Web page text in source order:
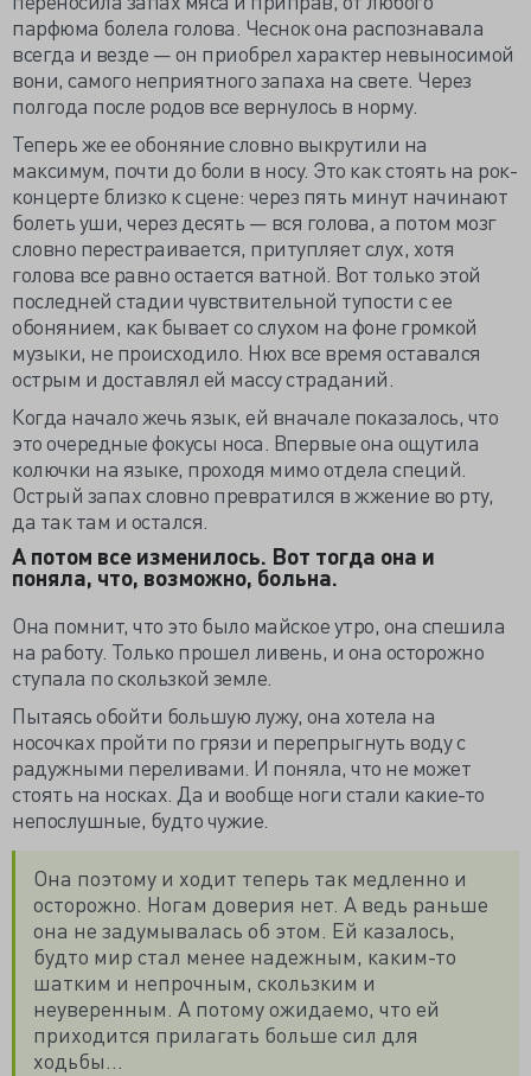
парфюма болела голова. Чеснок она распознавала
всегда и везде — он приобрел характер невыносимой
вони, самого неприятного запаха на свете. Через
полгода после родов все вернулось в норму.
Теперь же ее обоняние словно выкрутили на
максимум, почти до боли в носу. Это как стоять на рок-
концерте близко к сцене: через пять минут начинают
болеть уши, через десять — вся голова, а потом мозг
словно перестраивается, притупляет слух, хотя
голова все равно остается ватной. Вот только этой
последней стадии чувствительной тупости с ее
обонянием, как бывает со слухом на фоне громкой
музыки, не происходило. Нюх все время оставался
острым и доставлял ей массу страданий.
Когда начало жечь язык, ей вначале показалось, что
это очередные фокусы носа. Впервые она ощутила
колючки на языке, проходя мимо отдела специй.
Острый запах словно превратился в жжение во рту,
да так там и остался.
А потом все изменилось. Вот тогда она и
поняла, что, возможно, больна.
Она помнит, что это было майское утро, она спешила
на работу. Только прошел ливень, и она осторожно
ступала по скользкой земле.
Пытаясь обойти большую лужу, она хотела на
носочках пройти по грязи и перепрыгнуть воду с
радужными переливами. И поняла, что не может
стоять на носках. Да и вообще ноги стали какие-то
непослушные, будто чужие.
Она поэтому и ходит теперь так медленно и
осторожно. Ногам доверия нет. А ведь раньше
она не задумывалась об этом. Ей казалось,
будто мир стал менее надежным, каким-то
шатким и непрочным, скользким и
неуверенным. А потому ожидаемо, что ей
приходится прилагать больше сил для
ходьбы…